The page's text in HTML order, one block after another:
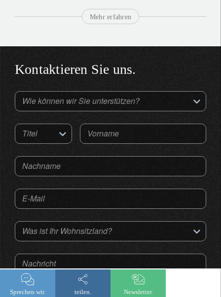
Mehr erfahren
Kontaktieren Sie uns.
Wie können wir Sie unterstützen?
Titel Vorname
Nachname
E-Mail
Was ist Ihr Wohnsitzland?
Nachricht
Sprechen wir. teilen. Newsletter.